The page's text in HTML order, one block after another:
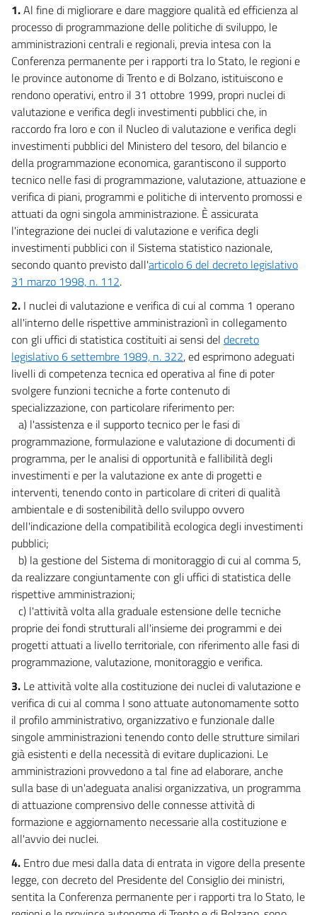
28
29
30
31
32
33
34
35
36
37
38
39
40
41
42
43
44
Capo II
DISPOSIZIONI IN MATERIA
DI OCCUPAZIONE E DI PREVIDENZA
45
46
47
48
49
51
52
53
54
55
57
58
59
60
61
62
63
65
66
1.Al fine di migliorare e dare maggiore qualità ed efficienza al
processo di programmazione delle politiche di sviluppo, le
amministrazioni centrali e regionali, previa intesa con la
Conferenza permanente per i rapporti tra lo Stato, le regioni e
le province autonome di Trento e di Bolzano, istituiscono e
rendono operativi, entro il 31 ottobre 1999, propri nuclei di
valutazione e verifica degli investimenti pubblici che, in
raccordo fra loro e con il Nucleo di valutazione e verifica degli
investimenti pubblici del Ministero del tesoro, del bilancio e
della programmazione economica, garantiscono il supporto
tecnico nelle fasi di programmazione, valutazione, attuazione e
verifica di piani, programmi e politiche di intervento promossi e
attuati da ogni singola amministrazione. È assicurata
l'integrazione dei nuclei di valutazione e verifica degli
investimenti pubblici con il Sistema statistico nazionale,
secondo quanto previsto dall'articolo 6 del decreto legislativo
31 marzo 1998, n. 112.
2. I nuclei di valutazione e verifica di cui al comma 1 operano
all'interno delle rispettive amministrazionì in collegamento
con gli uffici di statistica costituiti ai sensi del decreto
legislativo 6 settembre 1989, n. 322, ed esprimono adeguati
livelli di competenza tecnica ed operativa al fine di poter
svolgere funzioni tecniche a forte contenuto di
specializzazione, con particolare riferimento per:
a) l'assistenza e il supporto tecnico per le fasi di
programmazione, formulazione e valutazione di documenti di
programma, per le analisi di opportunità e fallibilità degli
investimenti e per la valutazione ex ante di progetti e
interventi, tenendo conto in particolare di criteri di qualità
ambientale e di sostenibilità dello sviluppo ovvero
dell'indicazione della compatibilità ecologica degli investimenti
pubblici;
b) la gestione del Sistema di monitoraggio di cui al comma 5,
da realizzare congiuntamente con gli uffici di statistica delle
rispettive amministrazioni;
c) l'attività volta alla graduale estensione delle tecniche
proprie dei fondi strutturali all'insieme dei programmi e dei
progetti attuati a livello territoriale, con riferimento alle fasi di
programmazione, valutazione, monitoraggio e verifica.
3. Le attività volte alla costituzione dei nuclei di valutazione e
verifica di cui al comma I sono attuate autonomamente sotto
il profilo amministrativo, organizzativo e funzionale dalle
singole amministrazioni tenendo conto delle strutture similari
già esistenti e della necessità di evitare duplicazioni. Le
amministrazioni provvedono a tal fine ad elaborare, anche
sulla base di un'adeguata analisi organizzativa, un programma
di attuazione comprensivo delle connesse attività di
formazione e aggiornamento necessarie alla costituzione e
all'avvio dei nuclei.
4. Entro due mesi dalla data di entrata in vigore della presente
legge, con decreto del Presidente del Consiglio dei ministri,
sentita la Conferenza permanente per i rapporti tra lo Stato, le